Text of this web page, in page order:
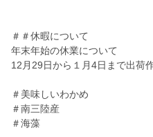
＃＃休暇について
年末年始の休業について
12月29日から１月4日まで出荷
＃美味しいわかめ
＃南三陸産
＃海藻